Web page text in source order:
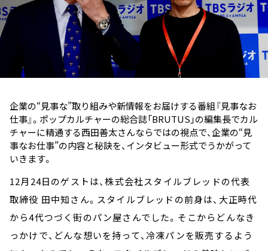
企業の“見事な”取り組みや新情報をお届けする番組『見事なお
仕事』。ポップカルチャーの総合誌「BRUTUS」の編集長でカル
チャーに精通する西田善太さんならではの視点で、企業の“見
事なお仕事”の内容と秘訣を、インタビュー形式でうかがって
いきます。
12月24日のゲストは、株式会社スタイルブレッドの代表
取締役 田中知さん。スタイルブレッドの前身は、大正時代
から4代つづく街のパン屋さんでした。そこからどんなき
っかけで、どんな想いを持って、冷凍パンを販売するよう